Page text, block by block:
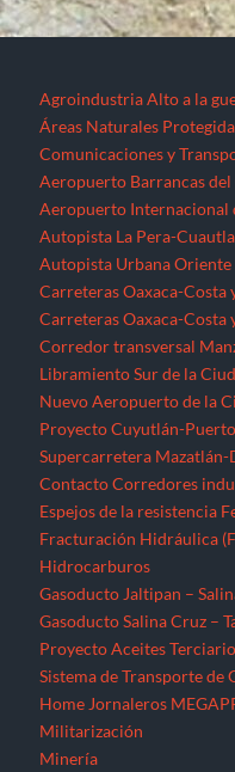
Carreteras Oaxaca-Costa
Corredor transversal
Nuevo Aeropuerto de la
Proyecto Cuyutlán-Puerto
Supercarretera Mazatlán-
ContactoCorredores
Espejos de la resistencia
Fracturación Hidráulica
Hidrocarburos
Gasoducto Jaltipan –
Gasoducto Salina Cruz –
Proyecto Aceites
Sistema de Transporte de
Home Jornaleros
Militarización
Minería
Minería en el Cerro de
Minería en el Istmo de
MorelosNayarit
OaxacaPalabras del EZLN
Parques eólicos
Corredor Eólico del Istmo
Parque Eólico Dzilam de
Parques Eólicos en Baja
Proyecto de Propósitos
Proyecto Integral Morelos
Proyectos Hídricos